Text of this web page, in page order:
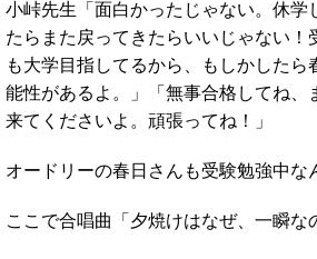
小峠先生「面白かったじゃない。休学
たらまた戻ってきたらいいじゃない！
も大学目指してるから、もしかしたら
能性があるよ。」「無事合格してね、
来てくださいよ。頑張ってね！」
オードリーの春日さんも受験勉強中な
ここで合唱曲「夕焼けはなぜ、一瞬な